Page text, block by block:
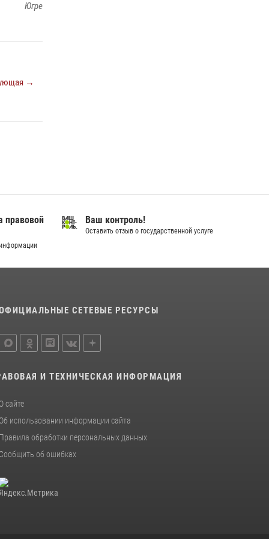
Югре
→
правовой
Ваш контроль!
Оставить отзыв о государственной услуге
СЕТЕВЫЕ РЕСУРСЫ
И ТЕХНИЧЕСКАЯ ИНФОРМАЦИЯ
О сайте
Об использовании информации сайта
Правила обработки персональных данных
Сообщить об ошибках